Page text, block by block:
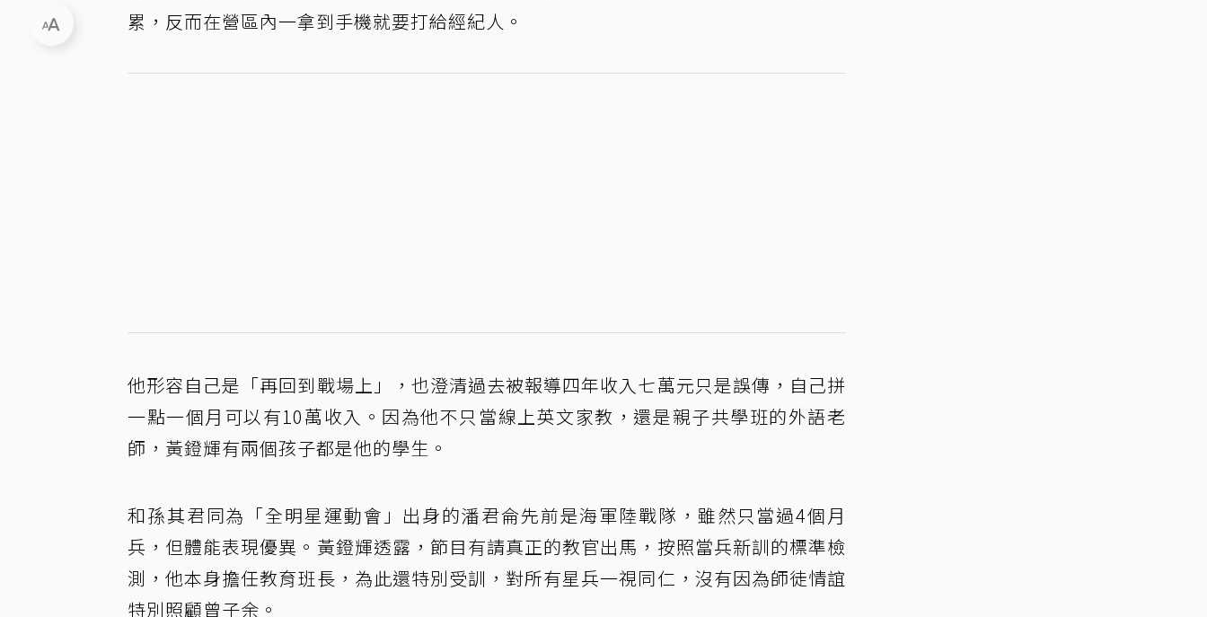
累，反而在營區內一拿到手機就要打給經紀人。
他形容自己是「再回到戰場上」，也澄清過去被報導四年收入七萬元只是誤傳，自己拼
一點一個月可以有10萬收入。因為他不只當線上英文家教，還是親子共學班的外語老
師，黃鐙輝有兩個孩子都是他的學生。
和孫其君同為「全明星運動會」出身的潘君侖先前是海軍陸戰隊，雖然只當過4個月
兵，但體能表現優異。黃鐙輝透露，節目有請真正的教官出馬，按照當兵新訓的標準檢
測，他本身擔任教育班長，為此還特別受訓，對所有星兵一視同仁，沒有因為師徒情誼
特別照顧曾子余。